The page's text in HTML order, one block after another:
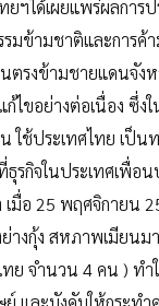
ฯได้เผยแพร่ผลการ
มข้ามชาติและการ
ตรงข้ามชายแดนจังห
ไขอย่างต่อเนื่อง ซึ่ง
ใช้ประเทศไทย เป็น
รกิจในประเทศเพื่อ
เมื่อ 25 พฤศจิกายน
ย่างกุ้ง สหภาพเมียน
ย จำนวน 4 คน ) ทำ